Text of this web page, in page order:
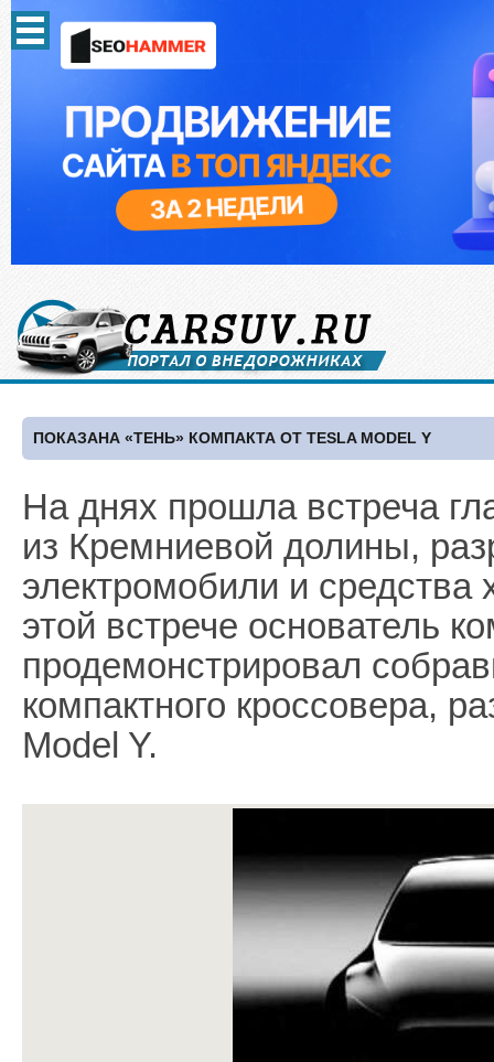
ПОКАЗАНА «ТЕНЬ» КОМПАКТА ОТ TESLA MODEL Y
На днях прошла встреча
из Кремниевой долины,
электромобили и средства
этой встрече основатель
продемонстрировал
компактного кроссовера,
Model Y.